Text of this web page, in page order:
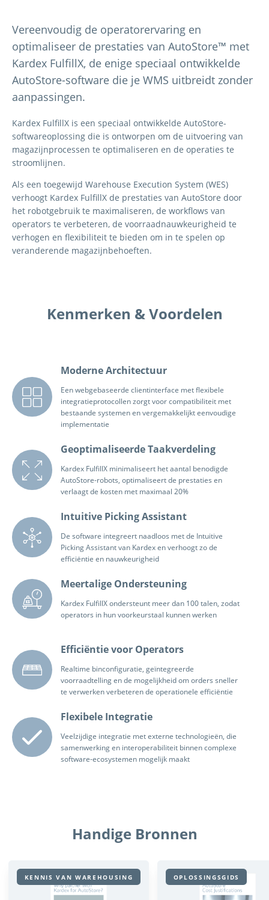
Vereenvoudig de operatorervaring en
optimaliseer de prestaties van AutoStore™ met
Kardex FulfillX, de enige speciaal ontwikkelde
AutoStore-software die je WMS uitbreidt zonder
aanpassingen.
Kardex FulfillX is een speciaal ontwikkelde AutoStore-
softwareoplossing die is ontworpen om de uitvoering van
magazijnprocessen te optimaliseren en de operaties te
stroomlijnen.
Als een toegewijd Warehouse Execution System (WES)
verhoogt Kardex FulfillX de prestaties van AutoStore door
het robotgebruik te maximaliseren, de workflows van
operators te verbeteren, de voorraadnauwkeurigheid te
verhogen en flexibiliteit te bieden om in te spelen op
veranderende magazijnbehoeften.
Kenmerken & Voordelen
Moderne Architectuur
Een webgebaseerde clientinterface met flexibele
integratieprotocollen zorgt voor compatibiliteit met
bestaande systemen en vergemakkelijkt eenvoudige
implementatie
Geoptimaliseerde Taakverdeling
Kardex FulfillX minimaliseert het aantal benodigde
AutoStore-robots, optimaliseert de prestaties en
verlaagt de kosten met maximaal 20%
Intuitive Picking Assistant
De software integreert naadloos met de Intuitive
Picking Assistant van Kardex en verhoogt zo de
efficiëntie en nauwkeurigheid
Meertalige Ondersteuning
Kardex FulfillX ondersteunt meer dan 100 talen, zodat
operators in hun voorkeurstaal kunnen werken
Efficiëntie voor Operators
Realtime binconfiguratie, geïntegreerde
voorraadtelling en de mogelijkheid om orders sneller
te verwerken verbeteren de operationele efficiëntie
Flexibele Integratie
Veelzijdige integratie met externe technologieën, die
samenwerking en interoperabiliteit binnen complexe
software-ecosystemen mogelijk maakt
Handige Bronnen
KENNIS VAN WAREHOUSING OPLOSSINGSGIDS